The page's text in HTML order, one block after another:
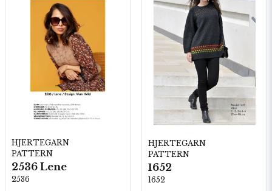
HJERTEGARN
PATTERN
2536 Lene
2536
HJERTEGARN
PATTERN
1652
1652